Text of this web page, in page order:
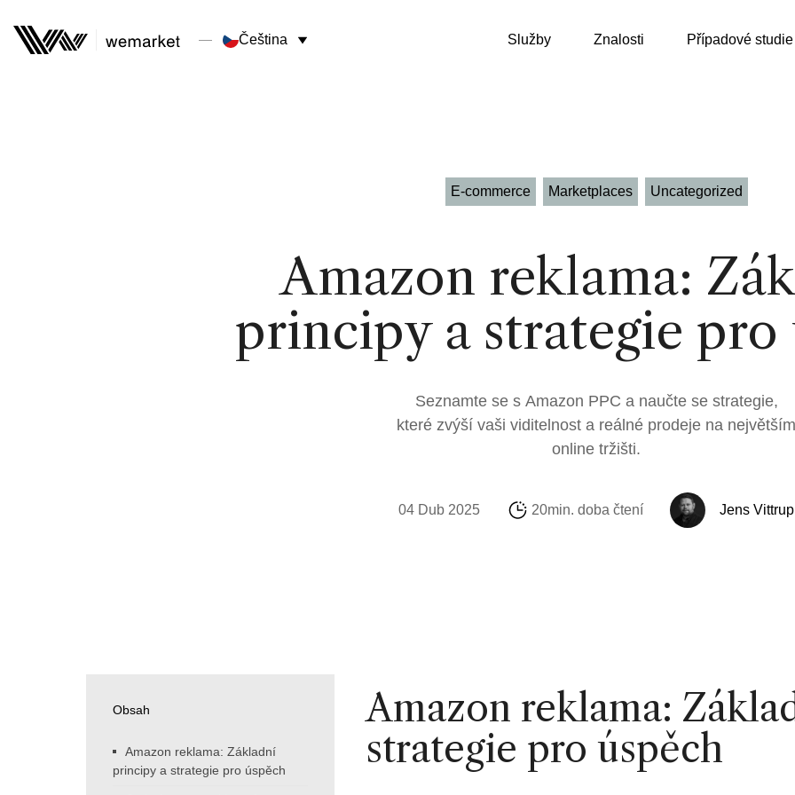
Partner pro růst
SEO
Google Ads
Sociální média
Amazon
Produkt Patrick
Podpora Sofie
WooCommerce
Shopify
Klaviyo
Profitmetrics
Čeština Služby Znalosti Případové studie
E-commerce Marketplaces Uncategorized
Amazon reklama:
principy a strategie pro
Seznamte se s Amazon PPC a naučte se strategie,
které zvýší vaši viditelnost a reálné prodeje na největším
online tržišti.
04 Dub 2025 20min. doba čtení Jens Vittrup
Obsah
Amazon reklama: Základní
principy a strategie pro úspěch
Amazon reklama:
strategie pro úspěch